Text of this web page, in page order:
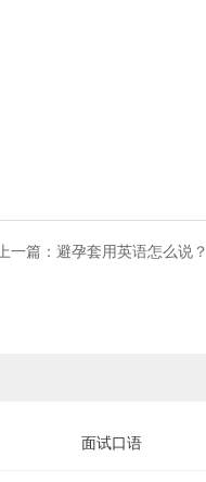
上一篇：避孕套用英语怎么说？
面试口语